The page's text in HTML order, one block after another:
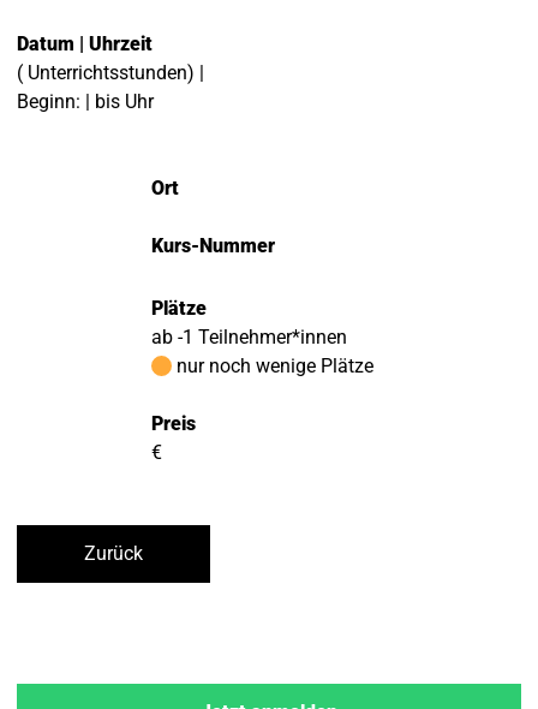
Datum | Uhrzeit
( Unterrichtsstunden) |
Beginn: | bis Uhr
Ort
Kurs-Nummer
Plätze
ab -1 Teilnehmer*innen
nur noch wenige Plätze
Preis
€
Zurück